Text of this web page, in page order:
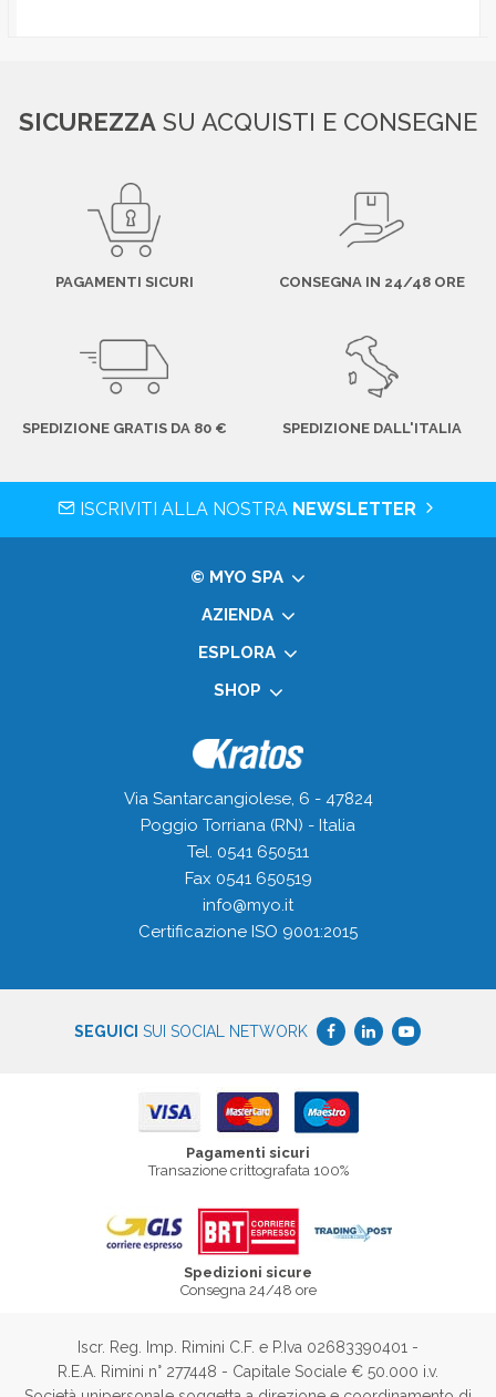
SICUREZZA SU ACQUISTI E CONSEGNE
PAGAMENTI SICURI CONSEGNA IN 24/48 ORE
SPEDIZIONE GRATIS DA 80 € SPEDIZIONE DALL'ITALIA
ISCRIVITI ALLA NOSTRA NEWSLETTER
© MYO SPA
AZIENDA
ESPLORA
SHOP
Via Santarcangiolese, 6 - 47824
Poggio Torriana (RN) - Italia
Tel. 0541 650511
Fax 0541 650519
info@myo.it
Certificazione ISO 9001:2015
SEGUICI SUI SOCIAL NETWORK
Pagamenti sicuri
Transazione crittografata 100%
Spedizioni sicure
Consegna 24/48 ore
Iscr. Reg. Imp. Rimini C.F. e P.Iva 02683390401 -
R.E.A. Rimini n° 277448 - Capitale Sociale € 50.000 i.v.